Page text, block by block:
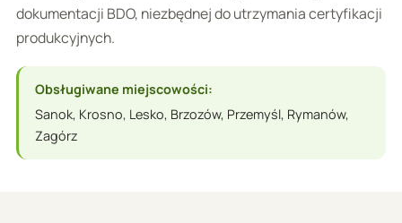
dokumentacji BDO, niezbędnej do utrzymania certyfikacji
produkcyjnych.
Obsługiwane miejscowości:
Sanok, Krosno, Lesko, Brzozów, Przemyśl, Rymanów,
Zagórz